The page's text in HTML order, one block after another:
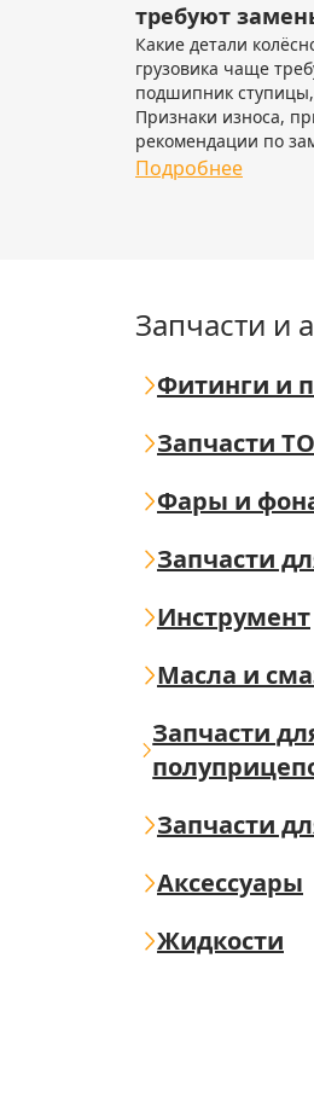
требуют
Какие детали
грузовика чаще
подшипник
Признаки износа,
рекомендации по
Подробнее
Запчасти и
Фитинги и
Запчасти
Фары и
Запчасти
Инструмент
Масла и
Запчасти
Запчасти
Аксессуары
Жидкости